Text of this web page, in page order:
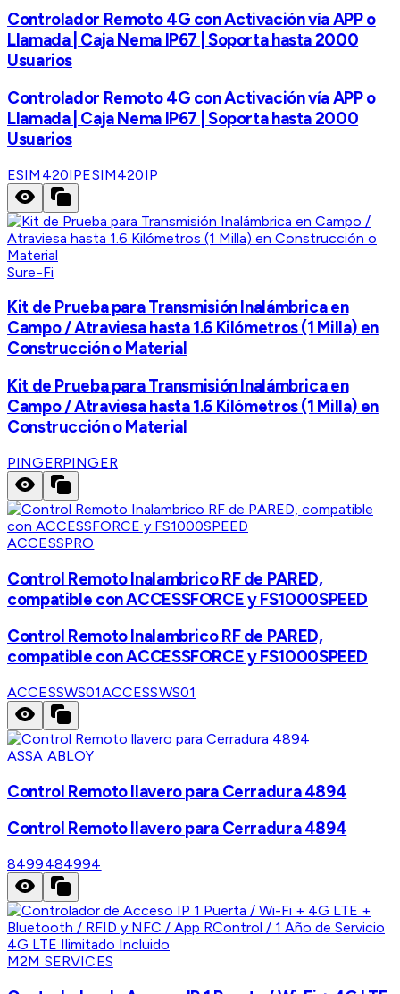
Controlador Remoto 4G con Activación vía APP o
Llamada | Caja Nema IP67 | Soporta hasta 2000
Usuarios
Controlador Remoto 4G con Activación vía APP o
Llamada | Caja Nema IP67 | Soporta hasta 2000
Usuarios
ESIM420IPESIM420IP
Sure-Fi
Kit de Prueba para Transmisión Inalámbrica en
Campo / Atraviesa hasta 1.6 Kilómetros (1 Milla) en
Construcción o Material
Kit de Prueba para Transmisión Inalámbrica en
Campo / Atraviesa hasta 1.6 Kilómetros (1 Milla) en
Construcción o Material
PINGERPINGER
ACCESSPRO
Control Remoto Inalambrico RF de PARED,
compatible con ACCESSFORCE y FS1000SPEED
Control Remoto Inalambrico RF de PARED,
compatible con ACCESSFORCE y FS1000SPEED
ACCESSWS01ACCESSWS01
ASSA ABLOY
Control Remoto llavero para Cerradura 4894
Control Remoto llavero para Cerradura 4894
8499484994
M2M SERVICES